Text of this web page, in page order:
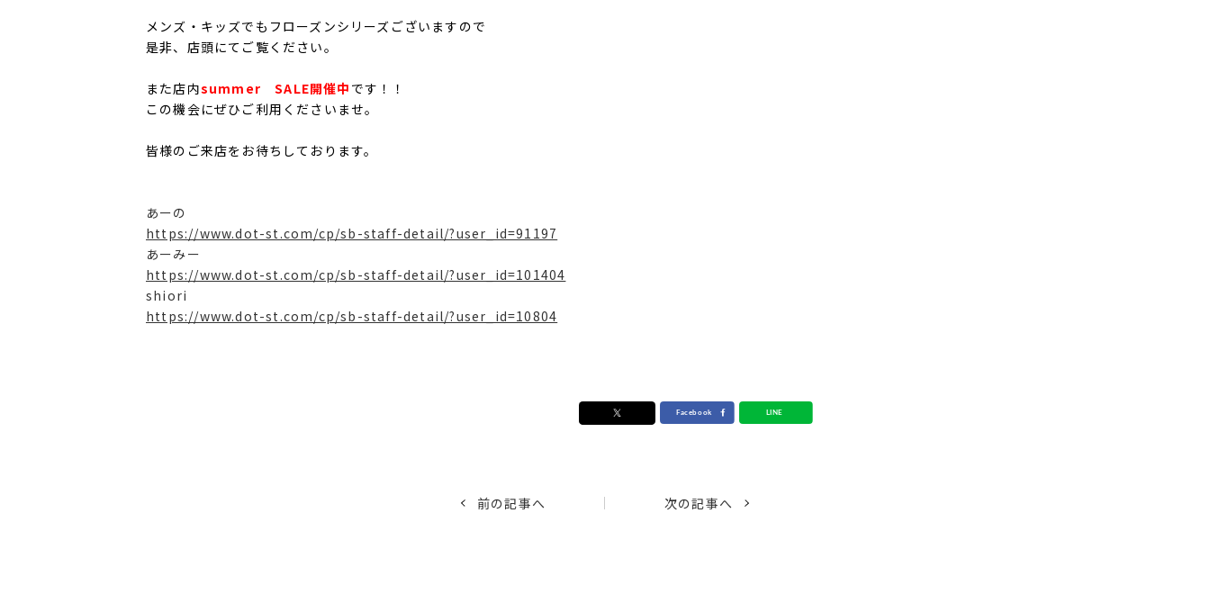
メンズ・キッズでもフローズンシリーズございますので
是非、店頭にてご覧ください。
また店内summer SALE開催中 です！！
この機会にぜひご利用くださいませ。
皆様のご来店をお待ちしております。
あーの
https://www.dot-st.com/cp/sb-staff-detail/?user_id=91197
あーみー
https://www.dot-st.com/cp/sb-staff-detail/?user_id=101404
shiori
https://www.dot-st.com/cp/sb-staff-detail/?user_id=10804
前の記事へ 次の記事へ